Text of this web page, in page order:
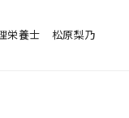
理栄養士 松原梨乃